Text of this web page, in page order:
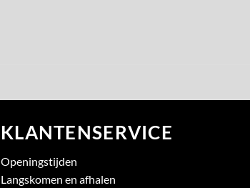
KLANTENSERVICE
Openingstijden
Langskomen en afhalen